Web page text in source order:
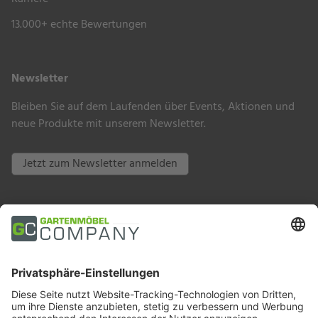
13.000+ echte Bewertungen
Newsletter
Bleiben Sie auf dem Laufenden über Events, Aktionen und
neue Produkte mit unserem Newsletter.
Jetzt zum Newsletter anmelden
Zahlungsarten